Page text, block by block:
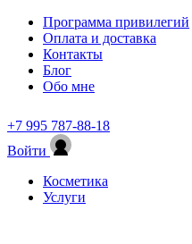
Программа привилегий
Оплата и доставка
Контакты
Блог
Обо мне
+7 995 787-88-18
Войти
Косметика
Услуги